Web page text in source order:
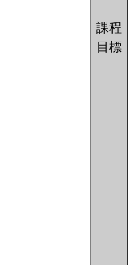
課程
目標